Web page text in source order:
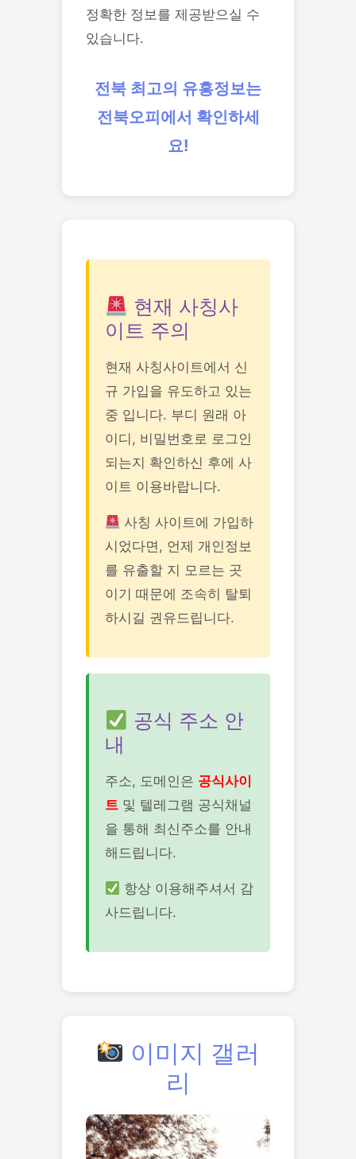
정확한 정보를 제공받으실 수
있습니다.
전북 최고의 유흥정보는
전북오피에서 확인하세
요!
현재 사칭사
이트 주의
현재 사칭사이트에서 신
규 가입을 유도하고 있는
중 입니다. 부디 원래 아
이디, 비밀번호로 로그인
되는지 확인하신 후에 사
이트 이용바랍니다.
사칭 사이트에 가입하
시었다면, 언제 개인정보
를 유출할 지 모르는 곳
이기 때문에 조속히 탈퇴
하시길 권유드립니다.
공식 주소 안
내
주소, 도메인은 공식사이
트 및 텔레그램 공식채널
을 통해 최신주소를 안내
해드립니다.
항상 이용해주셔서 감
사드립니다.
이미지 갤러
리